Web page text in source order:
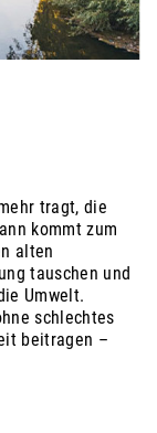
tragt, die
kommt zum
alten
tauschen und
Umwelt.
schlechtes
beitragen –